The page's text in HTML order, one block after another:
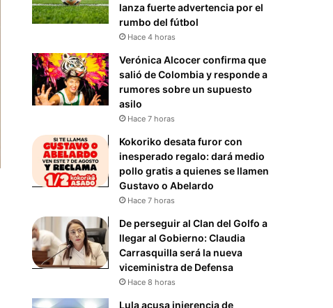
lanza fuerte advertencia por el
rumbo del fútbol
Hace 4 horas
Verónica Alcocer confirma que
salió de Colombia y responde a
rumores sobre un supuesto
asilo
Hace 7 horas
Kokoriko desata furor con
inesperado regalo: dará medio
pollo gratis a quienes se llamen
Gustavo o Abelardo
Hace 7 horas
De perseguir al Clan del Golfo a
llegar al Gobierno: Claudia
Carrasquilla será la nueva
viceministra de Defensa
Hace 8 horas
Lula acusa injerencia de